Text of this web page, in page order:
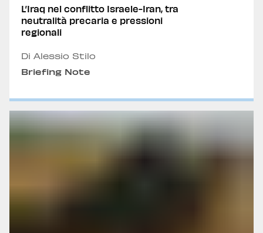
L’Iraq nel conflitto Israele-Iran, tra
neutralità precaria e pressioni
regionali
Di Alessio Stilo
Briefing Note